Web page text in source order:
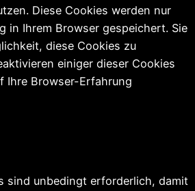
Diese Cookies werden nur
in Ihrem Browser gespeichert. Sie
diese Cookies zu
einiger dieser Cookies
Ihre Browser-Erfahrung
sind unbedingt erforderlich, damit